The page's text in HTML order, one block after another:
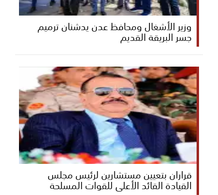
وزير الأشغال ومحافظ عدن يدشنان ترميم
جسر البريقة القديم
قراران بتعيين مستشارين لرئيس مجلس
القيادة القائد الأعلى للقوات المسلحة